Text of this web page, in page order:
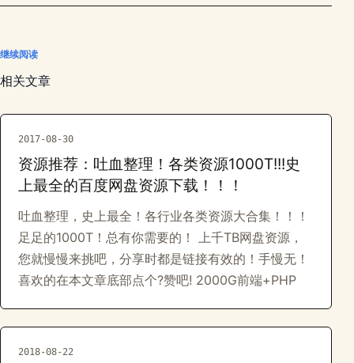
继续阅读
相关文章
2017-08-30
资源推荐：吐血整理！各类资源1000T!!!史
上最全的百度网盘资源下载！！！
吐血整理，史上最全！各行业各类资源大合集！！！
足足的1000T！总有你需要的！ 上千TB网盘资源，
您就慢慢来挑吧，分享时都是链接有效的！手慢无！
喜欢的在本文章底部点个?赞吧! 2000G前端+PHP
2018-08-22